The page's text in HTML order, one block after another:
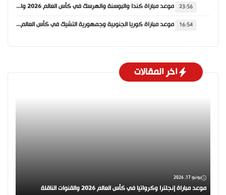
23:56 موعد مباراة كندا والبوسنة والهرسك في كأس العالم 2026 والقنوات الناقلة
16:54 موعد مباراة كوريا الجنوبية وجمهورية التشيك في كأس العالم 2026 والقنوات الناقلة
اخر المقالات
يونيو 17, 2026
موعد مباراة إنجلترا وكرواتيا في كأس العالم 2026 والقنوات الناقلة